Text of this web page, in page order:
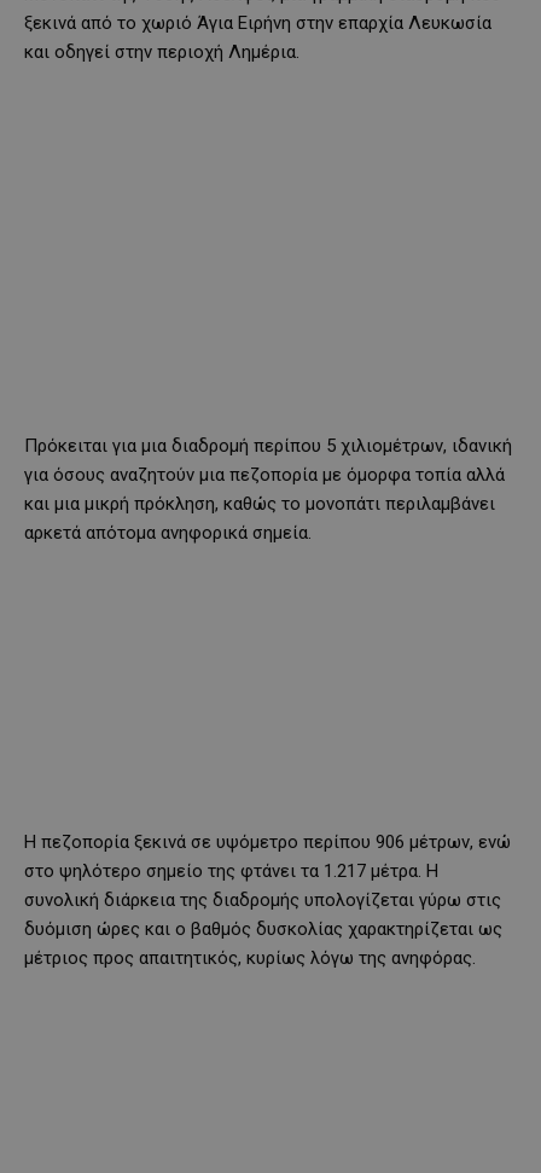
ξεκινά από το χωριό Άγια Ειρήνη στην επαρχία Λευκωσία
και οδηγεί στην περιοχή Λημέρια.
Πρόκειται για μια διαδρομή περίπου 5 χιλιομέτρων, ιδανική
για όσους αναζητούν μια πεζοπορία με όμορφα τοπία αλλά
και μια μικρή πρόκληση, καθώς το μονοπάτι περιλαμβάνει
αρκετά απότομα ανηφορικά σημεία.
Η πεζοπορία ξεκινά σε υψόμετρο περίπου 906 μέτρων, ενώ
στο ψηλότερο σημείο της φτάνει τα 1.217 μέτρα. Η
συνολική διάρκεια της διαδρομής υπολογίζεται γύρω στις
δυόμιση ώρες και ο βαθμός δυσκολίας χαρακτηρίζεται ως
μέτριος προς απαιτητικός, κυρίως λόγω της ανηφόρας.